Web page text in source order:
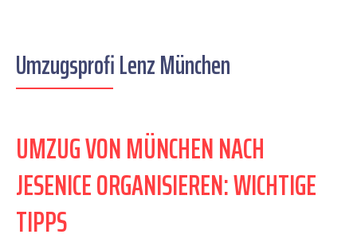
Umzugsprofi Lenz München
UMZUG VON MÜNCHEN NACH
JESENICE ORGANISIEREN: WICHTIGE
TIPPS